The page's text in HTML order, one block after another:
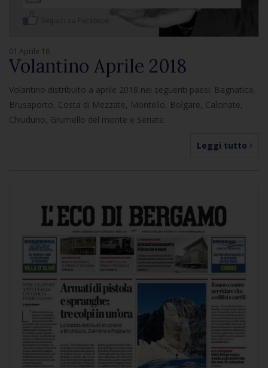
01 Aprile 18
Volantino Aprile 2018
Volantino distribuito a aprile 2018 nei seguenti paesi: Bagnatica,
Brusaporto, Costa di Mezzate, Montello, Bolgare, Calcinate,
Chiuduno, Grumello del monte e Seriate.
Leggi tutto